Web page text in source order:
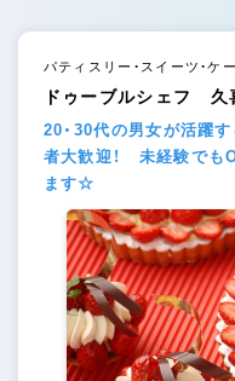
パティスリー・スイーツ・ケ
ドゥーブルシェフ 久
20・30代の男女が活躍
者大歓迎！ 未経験でも
ます☆